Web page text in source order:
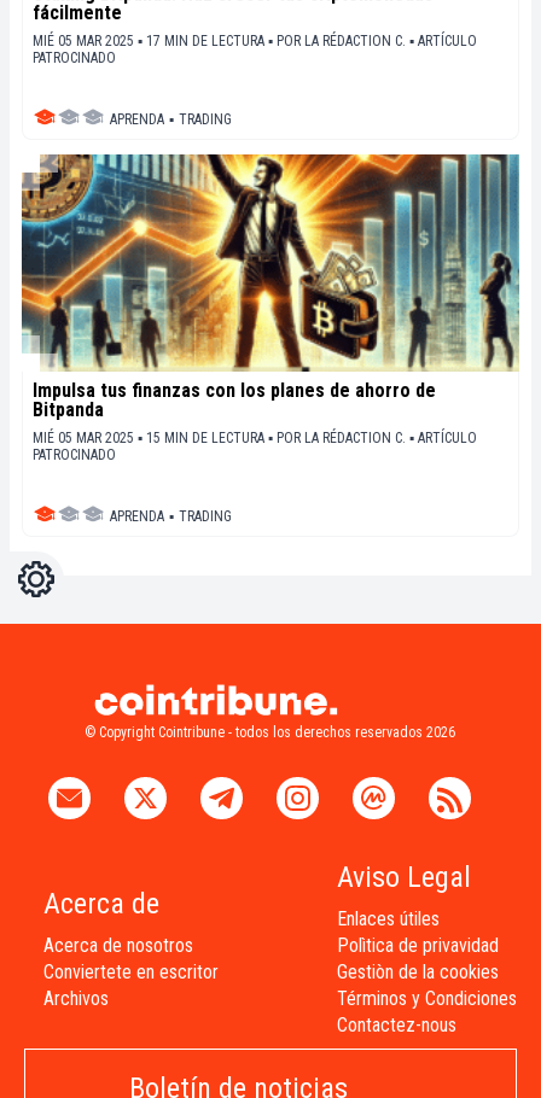
fácilmente
MIÉ 05 MAR 2025 ▪ 17 MIN DE LECTURA ▪ POR LA RÉDACTION C. ▪ ARTÍCULO
PATROCINADO
APRENDA ▪ TRADING
Impulsa tus finanzas con los planes de ahorro de
Bitpanda
MIÉ 05 MAR 2025 ▪ 15 MIN DE LECTURA ▪ POR LA RÉDACTION C. ▪ ARTÍCULO
PATROCINADO
APRENDA ▪ TRADING
Ajustes
© Copyright Cointribune - todos los derechos reservados 2026
Acerca de
Acerca de nosotros
Conviertete en escritor
Archivos
Aviso Legal
Enlaces útiles
Polìtica de privavidad
Gestiòn de la cookies
Términos y Condiciones
Contactez-nous
Boletín de noticias